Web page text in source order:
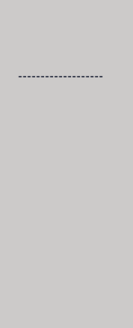
-------------------